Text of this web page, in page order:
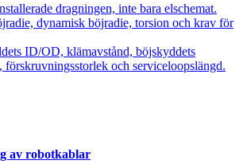
dragningen, inte bara elschemat.
dynamisk böjradie, torsion och krav för
ID/OD, klämavstånd, böjskyddets
förskruvningsstorlek och serviceloopslängd.
av robotkablar